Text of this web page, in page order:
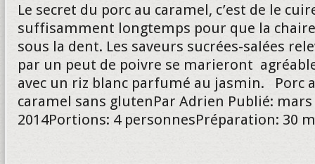
Le secret du porc au caramel, c’est de le
suffisamment longtemps pour que la
sous la dent. Les saveurs sucrées-salées
par un peut de poivre se marieront
avec un riz blanc parfumé au jasmin. Porc
caramel sans glutenPar Adrien Publié: mars
2014Portions: 4 personnesPréparation: 30